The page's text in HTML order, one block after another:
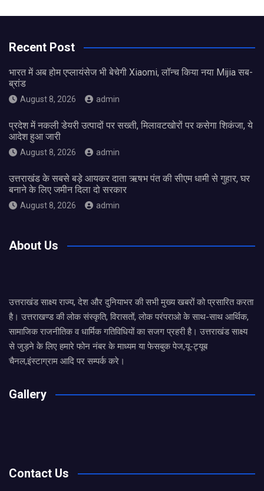
Recent Post
भारत में अब होम एप्लायंसेज भी बेचेगी Xiaomi, लॉन्च किया नया Mijia सब-
ब्रांड
August 8, 2026 admin
प्रदेश में नकली डेयरी उत्पादों पर सख्ती, मिलावटखोरों पर कसेगा शिकंजा, ये
आदेश हुआ जारी
August 8, 2026 admin
उत्तराखंड के सबसे बड़े आयकर दाता ऋषभ पंत की सीएम धामी से गुहार, घर
बनाने के लिए जमीन दिला दो सरकार
August 8, 2026 admin
About Us
उत्तराखंड साक्ष्य राज्य, देश और दुनियाभर की सभी मुख्य खबरों को प्रसारित करता
है। उत्तराखण्ड की लोक संस्कृति, विरासतों, लोक परंपराओ के साथ-साथ आर्थिक,
सामाजिक राजनीतिक व धार्मिक गतिविधियों का सजग प्रहरी है। उत्तराखंड साक्ष्य
से जुड़ने के लिए हमारे फोन नंबर के माध्यम या फेसबुक पेज,यू-ट्यूब
चैनल,इंस्टाग्राम आदि पर सम्पर्क करे।
Gallery
Contact Us